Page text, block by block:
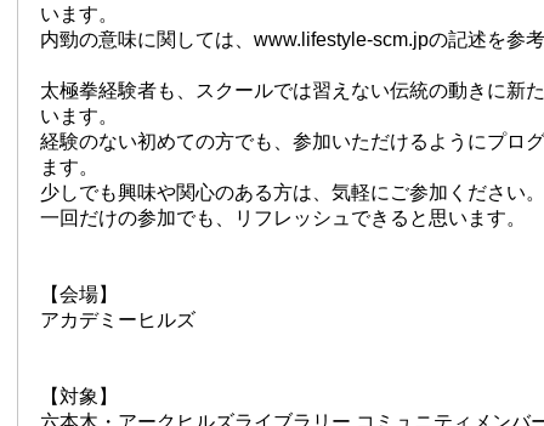
います。
内勁の意味に関しては、www.lifestyle-scm.jpの記述を参
太極拳経験者も、スクールでは習えない伝統の動きに新
います。
経験のない初めての方でも、参加いただけるようにプロ
ます。
少しでも興味や関心のある方は、気軽にご参加ください。
一回だけの参加でも、リフレッシュできると思います。
【会場】
アカデミーヒルズ
【対象】
六本木・アークヒルズライブラリー コミュニティメンバ